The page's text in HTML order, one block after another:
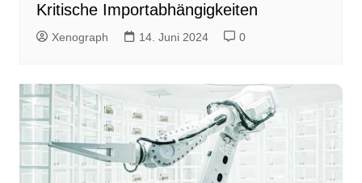
Kritische Importabhängigkeiten
Xenograph 14. Juni 2024 0